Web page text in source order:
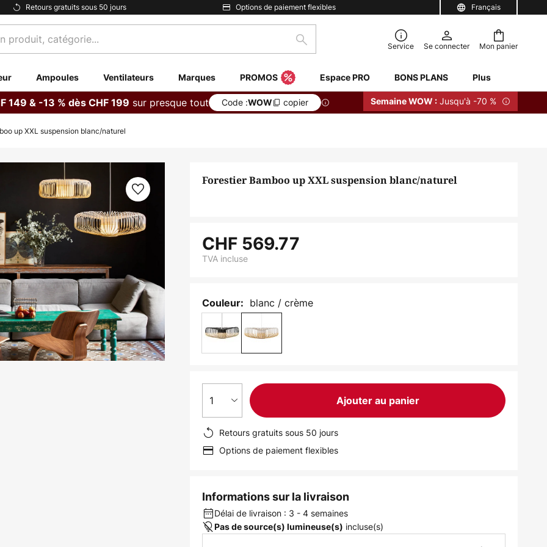
Français
Retours gratuits sous 50 jours Options de paiement flexibles
Mon panier
Rechercher Service Se connecter
Ampoules Ventilateurs Marques PROMOS Espace PRO BONS PLANS Plus
149 & -13 % dès CHF 199 sur presque tout Code :WOW copier Semaine WOW : Jusqu'à -70 %
up XXL suspension blanc/naturel
Forestier Bamboo up XXL suspension blanc/naturel
CHF 569.77
TVA incluse
Couleur: blanc / crème
1 Ajouter au panier
Retours gratuits sous 50 jours
Options de paiement flexibles
Informations sur la livraison
Délai de livraison : 3 - 4 semaines
Pas de source(s) lumineuse(s) incluse(s)